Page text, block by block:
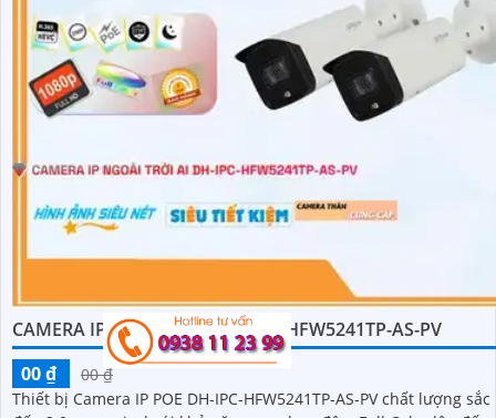
CAMERA IP NGOÀI TRỜI DH-IPC-HFW5241TP-AS-PV
00 ₫
00 ₫
Thiết bị Camera IP POE DH-IPC-HFW5241TP-AS-PV chất lượng